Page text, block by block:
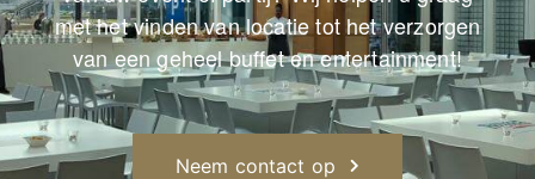
met het vinden van locatie tot het verzorgen
van een geheel buffet en entertainment!
Neem contact op